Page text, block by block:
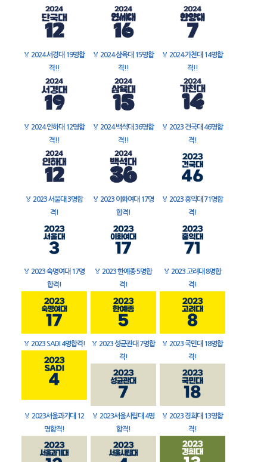
🏅 2024 서경대 19명합
격!!
🏅 2024 삼육대 15명합
격!!
🏅 2024 가천대 14명합
격!!
🏅 2024 인하대 12명합
격!!
🏅 2024 백석대 36명합
격!!
🏅 2023 건국대 46명합
격!
🏅 2023 서울대 3명합
격!
🏅 2023 이화여대 17명
합격!
🏅 2023 홍익대 71명합
격!
🏅 2023 숙명여대 17명
합격!
🏅 2023 한예종 5명합
격!
🏅 2023 고려대 8명합
격!
🏅 2023 SADI 4명합격! 🏅 2023 성균관대 7명합
격!
🏅 2023 국민대 18명합
격!
🏅 2023서울과기대 12
명합격!
🏅 2023서울시립대 4명
합격!
🏅 2023 경희대 13명합
격!